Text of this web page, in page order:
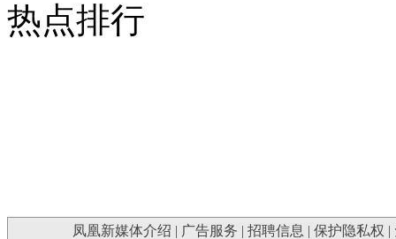
热点排行
凤凰新媒体介绍 | 广告服务 | 招聘信息 | 保护隐私权 |